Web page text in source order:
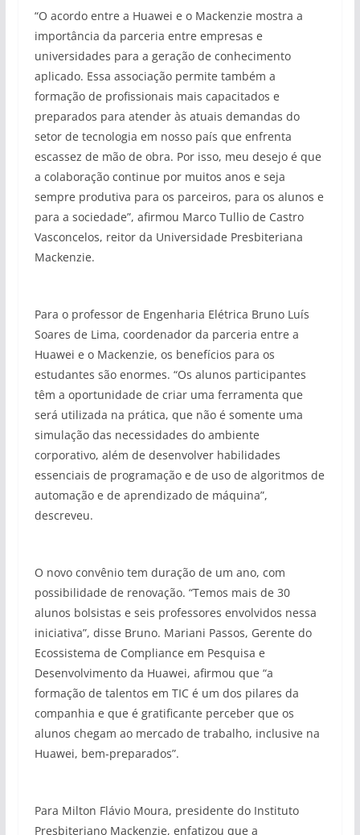
“O acordo entre a Huawei e o Mackenzie mostra a
importância da parceria entre empresas e
universidades para a geração de conhecimento
aplicado. Essa associação permite também a
formação de profissionais mais capacitados e
preparados para atender às atuais demandas do
setor de tecnologia em nosso país que enfrenta
escassez de mão de obra. Por isso, meu desejo é que
a colaboração continue por muitos anos e seja
sempre produtiva para os parceiros, para os alunos e
para a sociedade”, afirmou Marco Tullio de Castro
Vasconcelos, reitor da Universidade Presbiteriana
Mackenzie.
Para o professor de Engenharia Elétrica Bruno Luís
Soares de Lima, coordenador da parceria entre a
Huawei e o Mackenzie, os benefícios para os
estudantes são enormes. “Os alunos participantes
têm a oportunidade de criar uma ferramenta que
será utilizada na prática, que não é somente uma
simulação das necessidades do ambiente
corporativo, além de desenvolver habilidades
essenciais de programação e de uso de algoritmos de
automação e de aprendizado de máquina”,
descreveu.
O novo convênio tem duração de um ano, com
possibilidade de renovação. “Temos mais de 30
alunos bolsistas e seis professores envolvidos nessa
iniciativa”, disse Bruno. Mariani Passos, Gerente do
Ecossistema de Compliance em Pesquisa e
Desenvolvimento da Huawei, afirmou que “a
formação de talentos em TIC é um dos pilares da
companhia e que é gratificante perceber que os
alunos chegam ao mercado de trabalho, inclusive na
Huawei, bem-preparados”.
Para Milton Flávio Moura, presidente do Instituto
Presbiteriano Mackenzie, enfatizou que a